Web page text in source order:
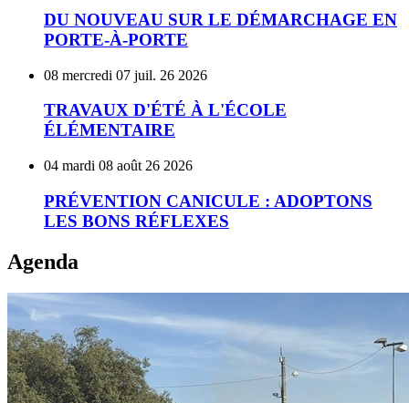
SUR
LE
DÉMARCHAGE
PORTE-
PORTE
DU NOUVEAU SUR LE DÉMARCHAGE EN
PORTE-À-PORTE
TRAVAUX
À
L'ÉCOLE
ÉLÉMENTAIRE
08 mercredi 07 juil. 26 2026
TRAVAUX D'ÉTÉ À L'ÉCOLE
ÉLÉMENTAIRE
PRÉVENTION
:
ADOPTONS
LES
RÉFLEXES
04 mardi 08 août 26 2026
PRÉVENTION CANICULE : ADOPTONS
LES BONS RÉFLEXES
Agenda
FERIA
TEYRAN